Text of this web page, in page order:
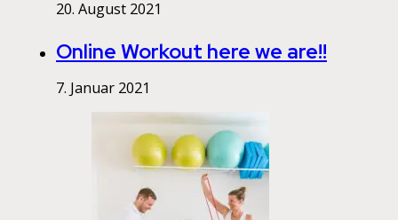
20. August 2021
Online Workout here we are!!
7. Januar 2021